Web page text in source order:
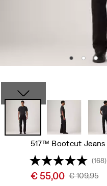
517™ Bootcut Jeans
(168)
Sale
€ 55,00 Original
€ 109,95